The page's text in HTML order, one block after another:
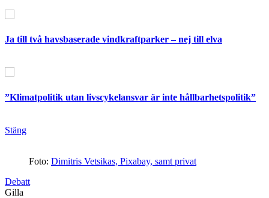
Ja till två havsbaserade vindkraftparker – nej till elva
”Klimatpolitik utan livscykelansvar är inte hållbarhetspolitik”
Stäng
Foto: Dimitris Vetsikas, Pixabay, samt privat
Debatt
Gilla